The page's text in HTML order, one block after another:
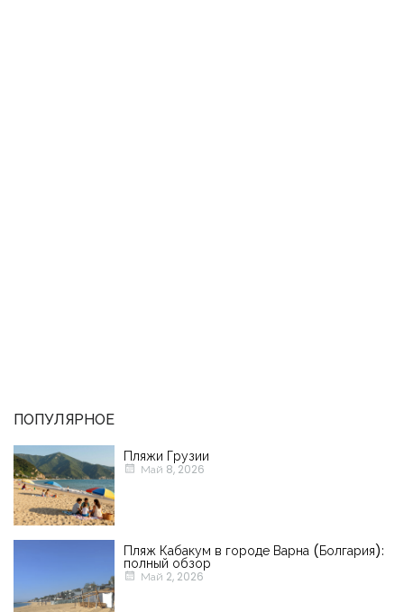
ПОПУЛЯРНОЕ
Пляжи Грузии
Май 8, 2026
Пляж Кабакум в городе Варна (Болгария):
полный обзор
Май 2, 2026